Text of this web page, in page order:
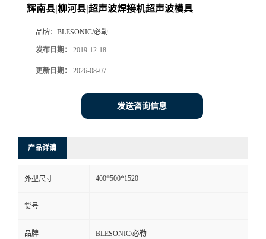
辉南县|柳河县|超声波焊接机超声波模具
品牌： BLESONIC/必勒
发布日期： 2019-12-18
更新日期： 2026-08-07
发送咨询信息
产品详请
外型尺寸 400*500*1520
货号
品牌 BLESONIC/必勒